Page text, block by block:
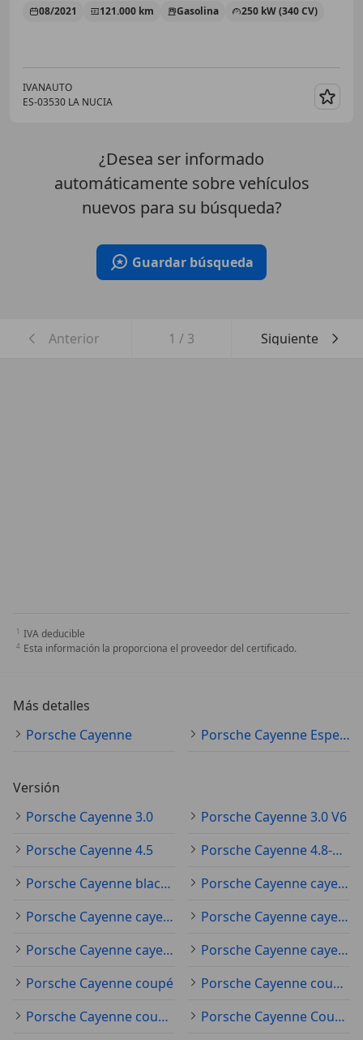
08/2021 121.000 km Gasolina 250 kW (340 CV)
IVANAUTO
ES-03530 LA NUCIA
¿Desea ser informado
automáticamente sobre vehículos
nuevos para su búsqueda?
Guardar búsqueda
Anterior 1 / 3 Siguiente
IVA deducible
Esta información la proporciona el proveedor del certificado.
Más detalles
Porsche Cayenne
Porsche Cayenne Especificaciones técnicas
Versión
Porsche Cayenne 3.0
Porsche Cayenne 3.0 V6
Porsche Cayenne 4.5
Porsche Cayenne 4.8-gts
Porsche Cayenne black edition
Porsche Cayenne cayenne-e-hybrid-black
Porsche Cayenne cayenne-gts-tiptronic-s
Porsche Cayenne cayenne-s-diesel
Porsche Cayenne cayenne-turbo
Porsche Cayenne cayenne-turbo-tiptronic-s
Porsche Cayenne coupé
Porsche Cayenne coupé GT
Porsche Cayenne coupé GTs
Porsche Cayenne Coupé turbo